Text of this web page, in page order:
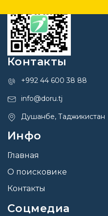
Контакты
+992 44 600 38 88
info@doru.tj
Душанбе, Таджикистан
Инфо
Главная
О поисковике
Контакты
Соцмедиа